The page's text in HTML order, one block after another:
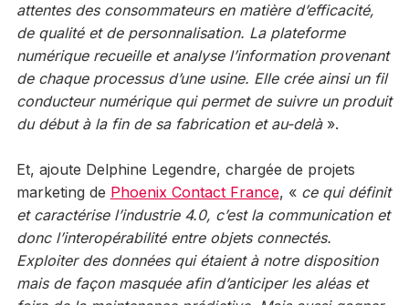
attentes des consommateurs en matière d’efficacité,
de qualité et de personnalisation. La plateforme
numérique recueille et analyse l’information provenant
de chaque processus d’une usine. Elle crée ainsi un fil
conducteur numérique qui permet de suivre un produit
du début à la fin de sa fabrication et au-delà».
Et, ajoute Delphine Legendre, chargée de projets
marketing de Phoenix Contact France, « ce qui définit
et caractérise l’industrie 4.0, c’est la communication et
donc l’interopérabilité entre objets connectés.
Exploiter des données qui étaient à notre disposition
mais de façon masquée afin d’anticiper les aléas et